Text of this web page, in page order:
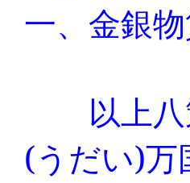
一、金銀
以上八
(うだい)万